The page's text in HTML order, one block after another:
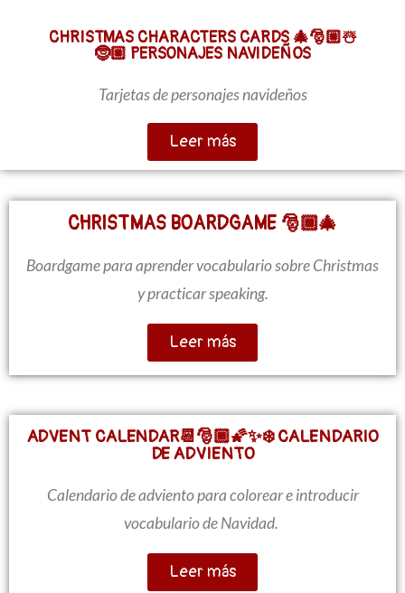
CHRISTMAS CHARACTERS CARDS 🎄🎅🏼☃️
🤶🏼 PERSONAJES NAVIDEÑOS
Tarjetas de personajes navideños
Leer más
CHRISTMAS BOARDGAME 🎅🏾🎄
Boardgame para aprender vocabulario sobre Christmas
y practicar speaking.
Leer más
ADVENT CALENDAR📆🎅🏾🌠✨❄️ CALENDARIO
DE ADVIENTO
Calendario de adviento para colorear e introducir
vocabulario de Navidad.
Leer más